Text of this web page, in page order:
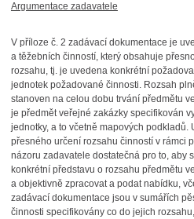
Argumentace zadavatele
V příloze č. 2 zadávací dokumentace je
a těžebních činností, který obsahuje
rozsahu, tj. je uvedena konkrétní
jednotek požadované činnosti. Rozsah
stanoven na celou dobu trvání předmětu
je předmět veřejné zakázky specifikován
jednotky, a to včetně mapových podkladů.
přesného určení rozsahu činností v rámci
názoru zadavatele dostatečná pro to, aby
konkrétní představu o rozsahu předmětu
a objektivně zpracovat a podat nabídku,
zadávací dokumentace jsou v sumářích
činnosti specifikovány co do jejich